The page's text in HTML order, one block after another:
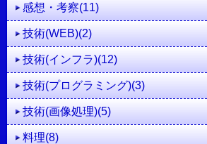
感想・考察(11)
技術(WEB)(2)
技術(インフラ)(12)
技術(プログラミング)(3)
技術(画像処理)(5)
料理(8)